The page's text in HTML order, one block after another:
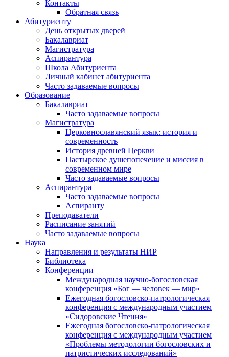
Контакты
Обратная связь
Абитуриенту
День открытых дверей
Бакалавриат
Магистратура
Аспирантура
Школа Абитуриента
Личный кабинет абитуриента
Часто задаваемые вопросы
Образование
Бакалавриат
Часто задаваемые вопросы
Магистратура
Церковнославянский язык: история и
современность
История древней Церкви
Пастырское душепопечение и миссия в
современном мире
Часто задаваемые вопросы
Аспирантура
Часто задаваемые вопросы
Аспиранту
Преподаватели
Расписание занятий
Часто задаваемые вопросы
Наука
Направления и результаты НИР
Библиотека
Конференции
Международная научно-богословская
конференция «Бог — человек — мир»
Ежегодная богословско-патрологическая
конференция с международным участием
«Сидоровские Чтения»
Ежегодная богословско-патрологическая
конференция с международным участием
«Проблемы методологии богословских и
патристических исследований»